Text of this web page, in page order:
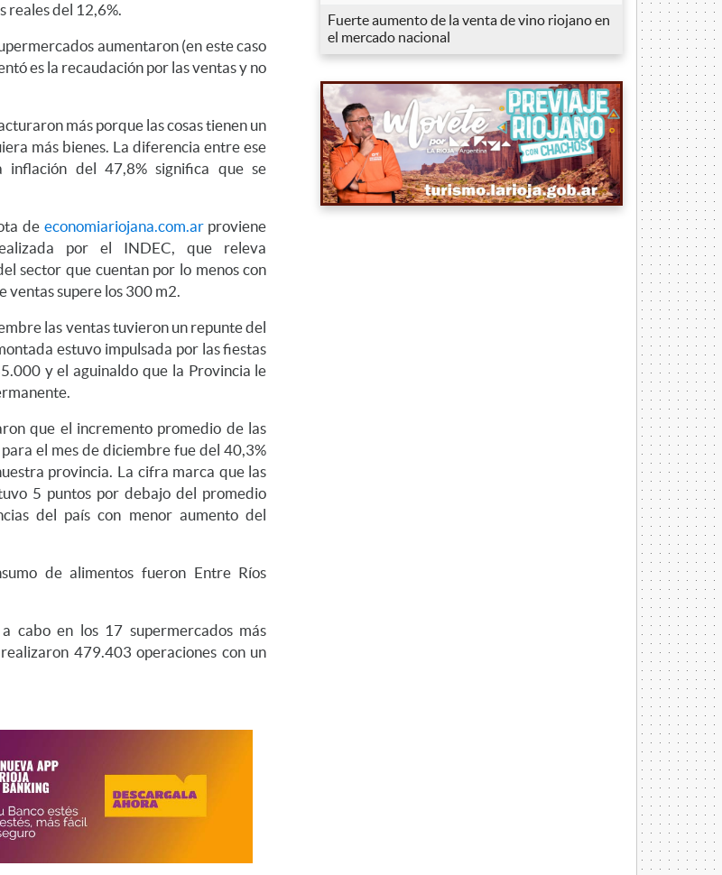
reales del 12,6%.
aumentaron (en este caso
es la recaudación por las ventas y no
más porque las cosas tienen un
más bienes. La diferencia entre ese
del 47,8% significa que se
de economiariojana.com.arproviene
por el INDEC, que releva
sector que cuentan por lo menos con
ventas supere los 300 m2.
las ventas tuvieron un repunte del
estuvo impulsada por las fiestas
y el aguinaldo que la Provincia le
que el incremento promedio de las
el mes de diciembre fue del 40,3%
provincia. La cifra marca que las
5 puntos por debajo del promedio
del país con menor aumento del
de alimentos fueron Entre Ríos
cabo en los 17 supermercados más
479.403 operaciones con un
Fuerte aumento de la venta de vino riojano en
el mercado nacional